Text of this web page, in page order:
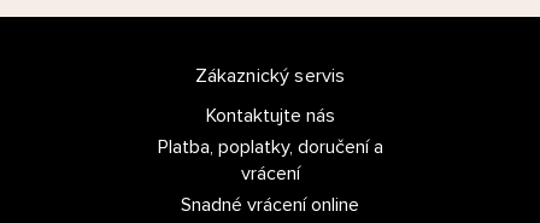
Zákaznický servis
Kontaktujte nás
Platba, poplatky, doručení a
vrácení
Snadné vrácení online